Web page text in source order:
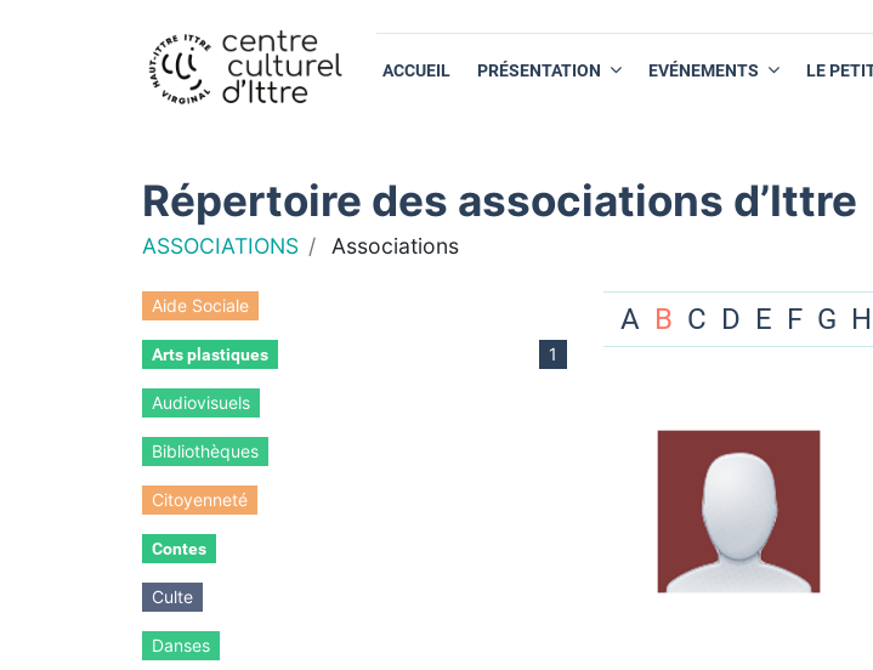
ACCUEIL PRÉSENTATION EVÉNEMENTS LE
Répertoire des associations d’Ittre
ASSOCIATIONS Associations
Aide Sociale
Arts plastiques 1
Audiovisuels
Bibliothèques
Citoyenneté
Contes
Culte
Danses
A B C D E F G H